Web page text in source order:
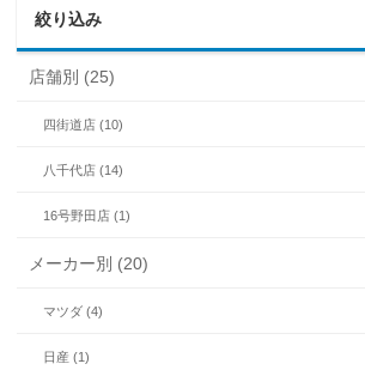
絞り込み
店舗別 (25)
四街道店 (10)
八千代店 (14)
16号野田店 (1)
メーカー別 (20)
マツダ (4)
日産 (1)